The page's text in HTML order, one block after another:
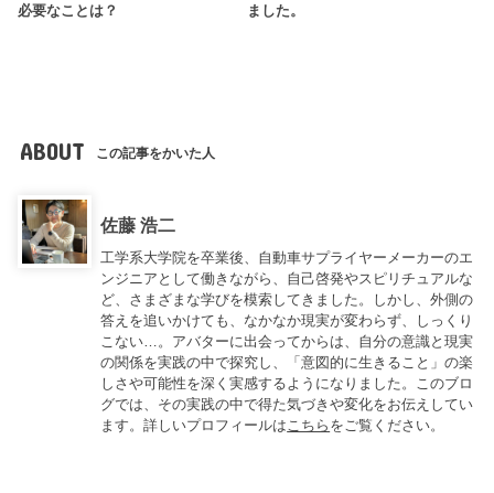
必要なことは？
ました。
ABOUT この記事をかいた人
佐藤 浩二
工学系大学院を卒業後、自動車サプライヤーメーカーのエ
ンジニアとして働きながら、自己啓発やスピリチュアルな
ど、さまざまな学びを模索してきました。しかし、外側の
答えを追いかけても、なかなか現実が変わらず、しっくり
こない…。アバターに出会ってからは、自分の意識と現実
の関係を実践の中で探究し、「意図的に生きること」の楽
しさや可能性を深く実感するようになりました。このブロ
グでは、その実践の中で得た気づきや変化をお伝えしてい
ます。詳しいプロフィールは こちら をご覧ください。